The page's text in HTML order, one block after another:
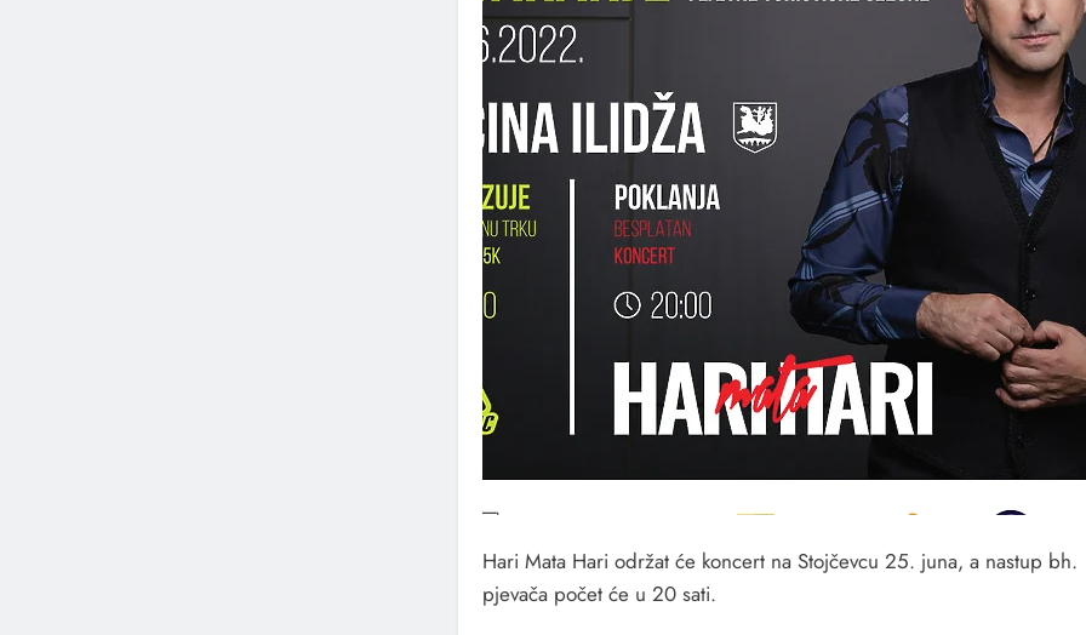
Hari Mata Hari održat će koncert na Stojčevcu 25. juna, a nastup bh.
pjevača počet će u 20 sati.